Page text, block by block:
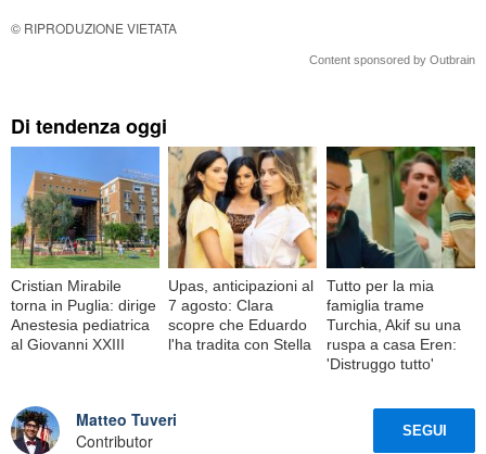
© RIPRODUZIONE VIETATA
Content sponsored by Outbrain
Di tendenza oggi
Cristian Mirabile
torna in Puglia: dirige
Anestesia pediatrica
al Giovanni XXIII
Upas, anticipazioni al
7 agosto: Clara
scopre che Eduardo
l'ha tradita con Stella
Tutto per la mia
famiglia trame
Turchia, Akif su una
ruspa a casa Eren:
'Distruggo tutto'
Matteo Tuveri
Contributor
SEGUI